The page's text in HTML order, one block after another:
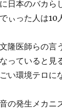
日本のバカ
ぃった人は10
隆医師らの
っていると
環境テロに
の発生メカ